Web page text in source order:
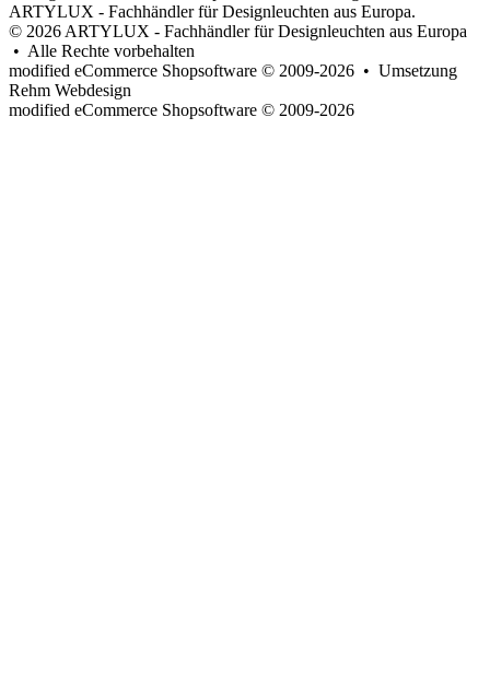
ARTYLUX - Fachhändler für Designleuchten aus Europa.
© 2026 ARTYLUX - Fachhändler für Designleuchten aus Europa
• Alle Rechte vorbehalten
modified eCommerce Shopsoftware © 2009-2026 • Umsetzung
Rehm Webdesign
modified eCommerce Shopsoftware © 2009-2026